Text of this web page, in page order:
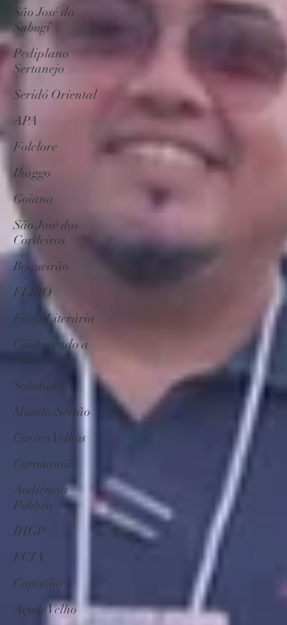
São José do
Sabugí
Pediplano
Sertanejo
Seridó Oriental
APA
Folclore
Ihaggo
Goiana
São José dos
Cordeiros
Boqueirão
FLIBO
Feira Literária
Conhecendo a
Paraíba
Soledade
Mundo-Sertão
Cariris Velhos
Curimataú
Audiência
Pública
IHGP
FCJA
Capitólio
Açude Velho